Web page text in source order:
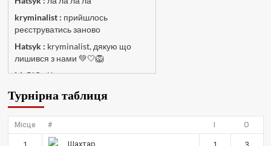
kryminalist : прийшлось
реєструватись заново
Hatsyk : kryminalist, дякую що
лишився з нами 💚🤍🦁
MaRiO :Чат потрохи оживає, то
MaRiO :
Знов у клубі бардак...
Hatsyk :
Все буде добре
Torsida_LEMBERG_1963 :
Турнірна таблиця
Місце # І О
Шахтар